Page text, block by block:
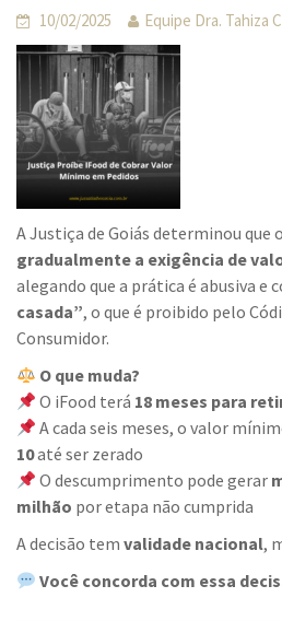
10/02/2025 Equipe Dra. Tahiza
A Justiça de Goiás determinou que o
gradualmente a exigência de
alegando que a prática é abusiva e
casada”, o que é proibido pelo
Consumidor.
O que muda?
O iFood terá 18 meses para
A cada seis meses, o valor
10até ser zerado
O descumprimento pode gerar
milhão por etapa não cumprida
A decisão tem validade nacional,
Você concorda com essa